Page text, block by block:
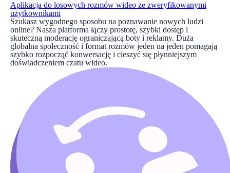
Aplikacja do losowych rozmów wideo ze zweryfikowanymi
użytkownikami
Szukasz wygodnego sposobu na poznawanie nowych ludzi
online? Nasza platforma łączy prostotę, szybki dostęp i
skuteczną moderację ograniczającą boty i reklamy. Duża
globalna społeczność i format rozmów jeden na jeden pomagają
szybko rozpocząć konwersację i cieszyć się płynniejszym
doświadczeniem czatu wideo.